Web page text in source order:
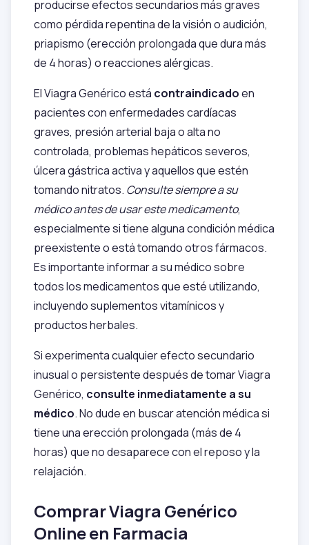
producirse efectos secundarios más graves
como pérdida repentina de la visión o audición,
priapismo (erección prolongada que dura más
de 4 horas) o reacciones alérgicas.
El Viagra Genérico está contraindicadoen
pacientes con enfermedades cardíacas
graves, presión arterial baja o alta no
controlada, problemas hepáticos severos,
úlcera gástrica activa y aquellos que estén
tomando nitratos. Consulte siempre a su
médico antes de usar este medicamento,
especialmente si tiene alguna condición médica
preexistente o está tomando otros fármacos.
Es importante informar a su médico sobre
todos los medicamentos que esté utilizando,
incluyendo suplementos vitamínicos y
productos herbales.
Si experimenta cualquier efecto secundario
inusual o persistente después de tomar Viagra
Genérico, consulte inmediatamente a su
médico. No dude en buscar atención médica si
tiene una erección prolongada (más de 4
horas) que no desaparece con el reposo y la
relajación.
Comprar Viagra Genérico
Online en Farmacia